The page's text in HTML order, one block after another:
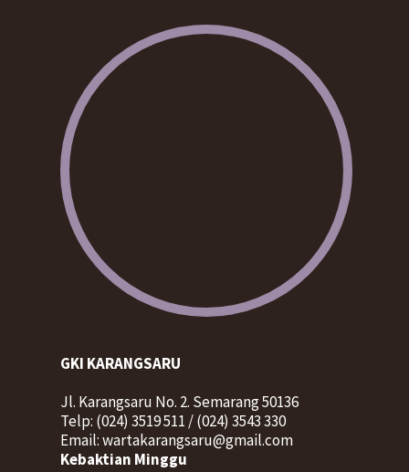
GKI KARANGSARU
Jl. Karangsaru No. 2. Semarang 50136
Telp: (024) 3519 511 / (024) 3543 330
Email: wartakarangsaru@gmail.com
Kebaktian Minggu